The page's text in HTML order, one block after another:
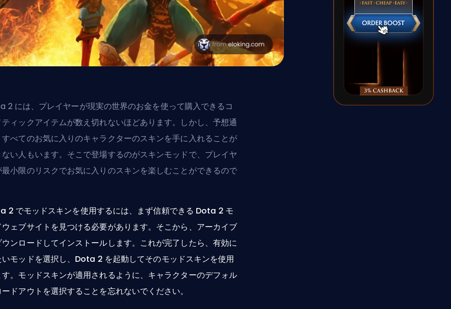
2 には、プレイヤーが現実の世界のお金を使って購入できるコ
ィックアイテムが数え切れないほどあります。しかし、予想通
べてのお気に入りのキャラクターのスキンを手に入れることが
い人もいます。そこで登場するのがスキンモッドで、プレイヤ
小限のリスクでお気に入りのスキンを楽しむことができるので
2 でモッドスキンを使用するには、まず信頼できる Dota 2 モ
ェブサイトを見つける必要があります。そこから、アーカイブ
ンロードしてインストールします。これが完了したら、有効に
いモッドを選択し、Dota 2 を起動してそのモッドスキンを使用
。モッドスキンが適用されるように、キャラクターのデフォル
ドアウトを選択することを忘れないでください。